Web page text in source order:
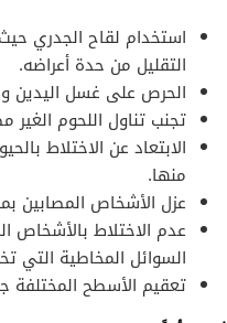
استخدام لقاح الجدري
التقليل من حدة أعراضه.
الحرص على غسل اليدين
تجنب تناول اللحوم الغير
الابتعاد عن الاختلاط
منها.
عزل الأشخاص المصابين
عدم الاختلاط بالأشخاص
السوائل المخاطية
تعقيم الأسطح المختلفة